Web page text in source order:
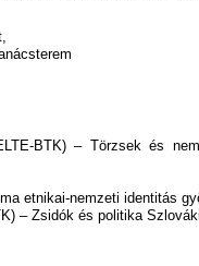
BTK) – Törzsek és
etnikai-nemzeti identitás
– Zsidók és politika